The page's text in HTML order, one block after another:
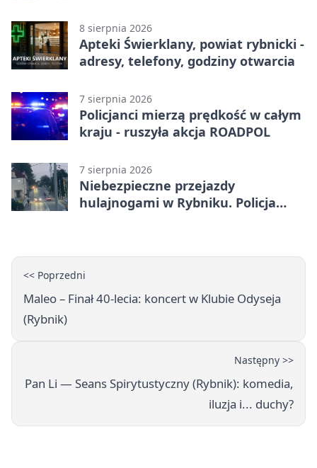
otwarcia
8 sierpnia 2026
Apteki Świerklany, powiat rybnicki -
adresy, telefony, godziny otwarcia
7 sierpnia 2026
Policjanci mierzą prędkość w całym
kraju - ruszyła akcja ROADPOL
7 sierpnia 2026
Niebezpieczne przejazdy
hulajnogami w Rybniku. Policja
<< Poprzedni
Maleo – Finał 40-lecia: koncert w Klubie Odyseja
(Rybnik)
Następny >>
Pan Li — Seans Spirytustyczny (Rybnik): komedia,
iluzja i... duchy?